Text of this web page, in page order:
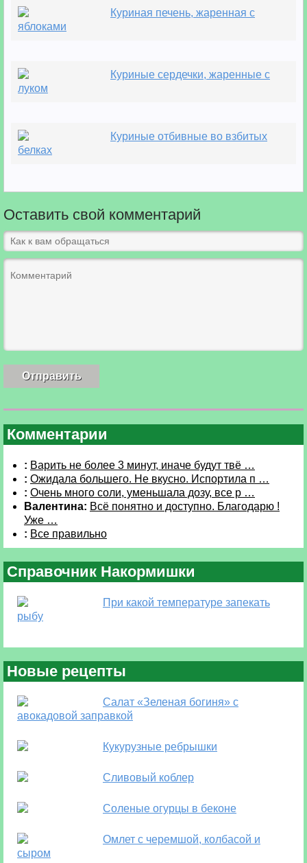
Куриная печень, жаренная с
яблоками
Куриные сердечки, жаренные с
луком
Куриные отбивные во взбитых
белках
Оставить свой комментарий
Комментарии
: Варить не более 3 минут, иначе будут твё …
: Ожидала большего. Не вкусно. Испортила п …
: Очень много соли, уменьшала дозу, все р …
Валентина: Всё понятно и доступно. Благодарю !
Уже …
: Все правильно
Справочник Накормишки
При какой температуре запекать
рыбу
Новые рецепты
Салат «Зеленая богиня» с
авокадовой заправкой
Кукурузные ребрышки
Сливовый коблер
Соленые огурцы в беконе
Омлет с черемшой, колбасой и
сыром